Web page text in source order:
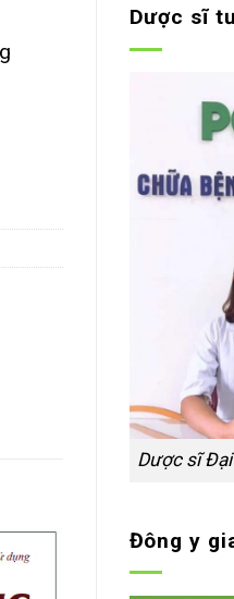
Dược sĩ
Dược sĩ
Đông y
số lượng